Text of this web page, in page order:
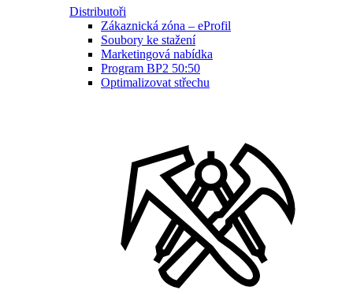
Distributoři
Zákaznická zóna – eProfil
Soubory ke stažení
Marketingová nabídka
Program BP2 50:50
Optimalizovat střechu